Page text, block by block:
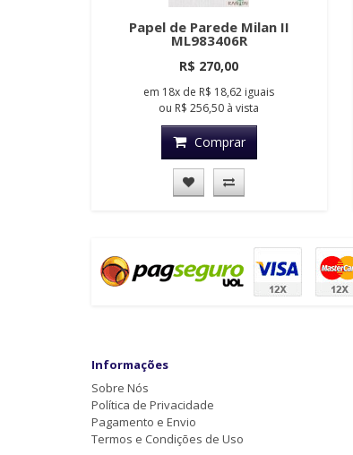
Papel de Parede Milan II
ML983406R
R$ 270,00
em 18x de R$ 18,62 iguais
ou R$ 256,50 à vista
Comprar
Informações
Sobre Nós
Política de Privacidade
Pagamento e Envio
Termos e Condições de Uso